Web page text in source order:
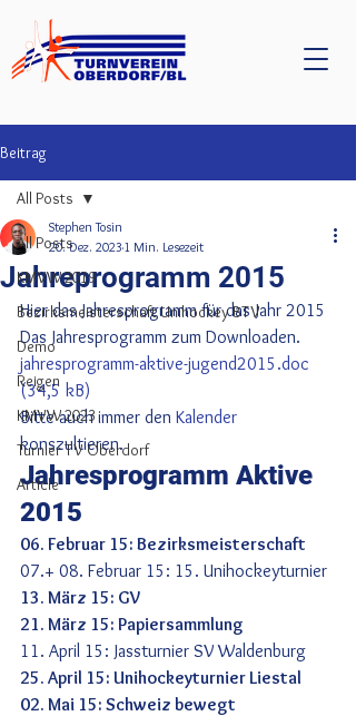
Beitrag
All Posts
KMVW 2019
Bezirksmeisterschaft Unihockey BTV
Demo
Reigen
KMVW 2023
Turnier TV Oberdorf
Article
All Posts
Jahreprogramm 2015
Stephen Tosin
20. Dez. 2023 1 Min. Lesezeit
Hier das Jahresprogramm für das Jahr 2015
Das Jahresprogramm zum Downloaden.
jahresprogramm-aktive-jugend2015.doc
(34,5 kB)
Bitte auch immer den Kalender
konszultieren.
Jahresprogramm Aktive
2015
06. Februar 15: Bezirksmeisterschaft
07.+ 08. Februar 15: 15. Unihockeyturnier
13. März 15: GV
21. März 15: Papiersammlung
11. April 15: Jassturnier SV Waldenburg
25. April 15: Unihockeyturnier Liestal
02. Mai 15: Schweiz bewegt